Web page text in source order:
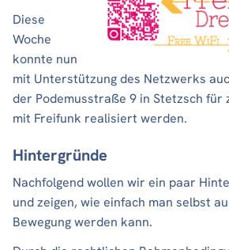
Diese
Woche
konnte nun
mit Unterstützung des Netzwerks
der Podemusstraße 9 in Stetzsch für
mit Freifunk realisiert werden.
Hintergründe
Nachfolgend wollen wir ein paar
und zeigen, wie einfach man selbst
Bewegung werden kann.